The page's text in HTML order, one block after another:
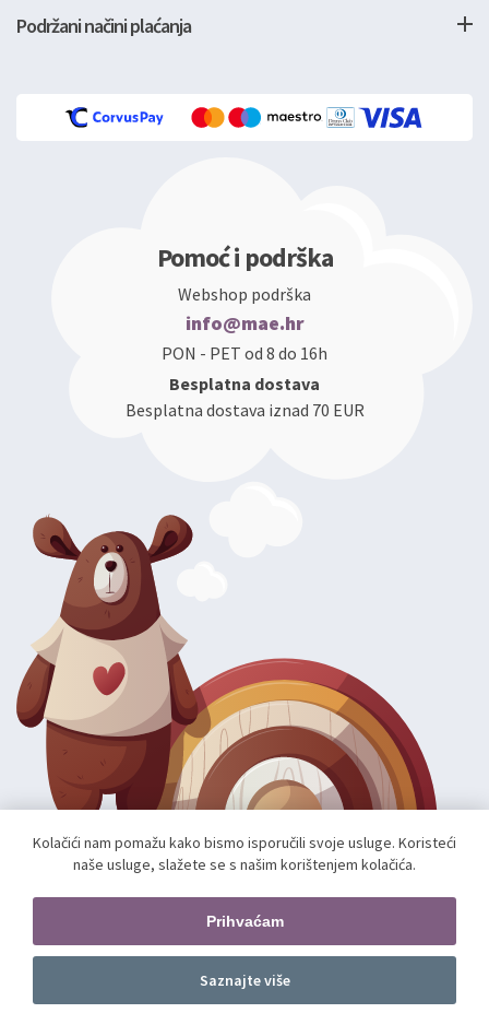
Dodajte u košaricu
Podržani načini plaćanja
Pomoć i podrška
Webshop podrška
info@mae.hr
PON - PET od 8 do 16h
Besplatna dostava
Besplatna dostava iznad 70 EUR
Pratite nas
Kolačići nam pomažu kako bismo isporučili svoje usluge. Koristeći
naše usluge, slažete se s našim korištenjem kolačića.
Prihvaćam
Saznajte više